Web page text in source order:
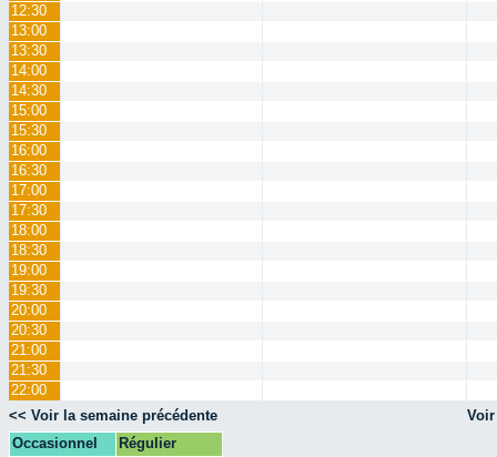
12:30
13:00
13:30
14:00
14:30
15:00
15:30
16:00
16:30
17:00
17:30
18:00
18:30
19:00
19:30
20:00
20:30
21:00
21:30
22:00
<< Voir la semaine précédente
Occasionnel
Régulier